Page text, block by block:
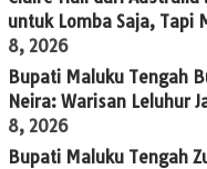
untuk Lomba Saja, Tapi
8, 2026
Bupati Maluku Tengah
Neira: Warisan Leluhur
8, 2026
Bupati Maluku Tengah